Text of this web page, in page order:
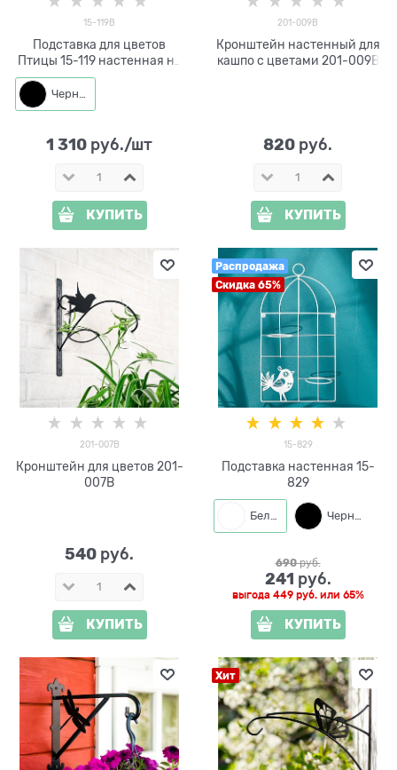
15-119B
Подставка для цветов
Птицы 15-119 настенная на
два растения
Черный
1 310 руб./шт
КУПИТЬ
201-009B
Кронштейн настенный для
кашпо с цветами 201-009B
820 руб.
КУПИТЬ
201-007B
Кронштейн для цветов 201-
007B
540 руб.
КУПИТЬ
Распродажа
Скидка 65%
15-829
Подставка настенная 15-
829
Белый Черный
690 руб.
241 руб.
выгода 449 руб.или 65%
КУПИТЬ
Хит